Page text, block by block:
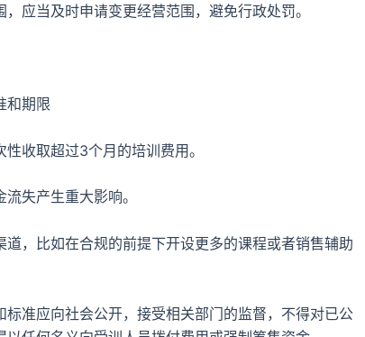
应当及时申请变更经营范围，避免行政处罚。
期限
收取超过3个月的培训费用。
失产生重大影响。
，比如在合规的前提下开设更多的课程或者销售辅助
准应向社会公开，接受相关部门的监督，不得对已公